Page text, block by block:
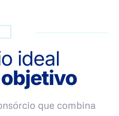
ideal
que combina